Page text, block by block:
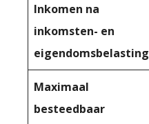
Inkomen na
inkomsten- en
eigendomsbelasting
Maximaal
besteedbaar